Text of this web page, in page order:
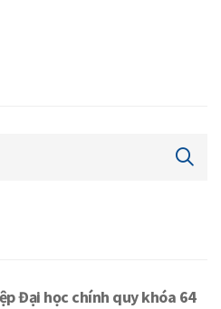
Đại học chính quy khóa 64